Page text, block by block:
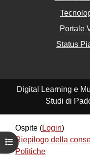
Apri indice del corso
Portale
Status
Digital Learning e
Studi di
Ospite (Login)
Riepilogo della
Politiche